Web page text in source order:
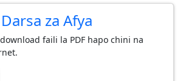
za Afya
faili la PDF hapo chini na